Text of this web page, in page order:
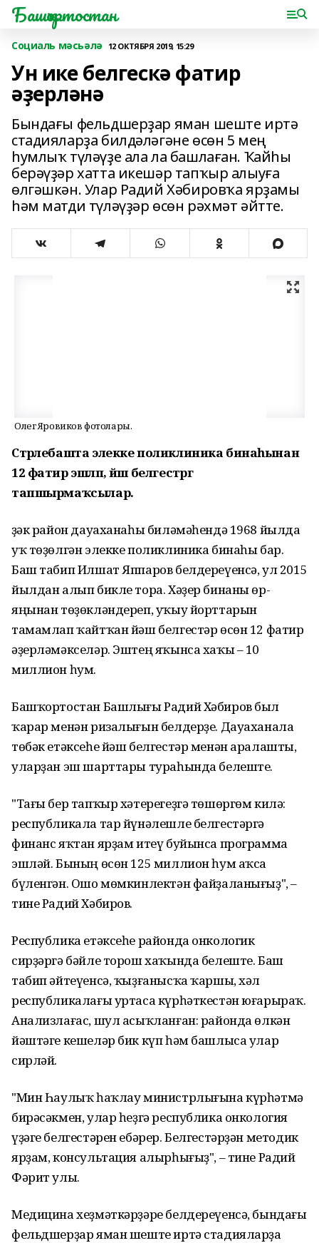
Башҡортостан
Социаль мәсьәлә 12 ОКТЯБРЯ 2019, 15:29
Ун ике белгескә фатир
әҙерләнә
Бындағы фельдшерҙар яман шеште иртә
стадияларҙа билдәләгәне өсөн 5 мең
һумлыҡ түләүҙе ала ла башлаған. Ҡайһы
берәүҙәр хатта икешәр тапҡыр алыуға
өлгәшкән. Улар Радий Хәбировҡа ярҙамы
һәм матди түләүҙәр өсөн рәхмәт әйтте.
Олег Яровиков фотолары.
Стәрлебашта элекке поликлиника бинаһынан
12 фатир эшләп, йәш белгестәргә
тапшырмаҡсылар.
Үҙәк район дауаханаһы биләмәһендә 1968 йылда
уҡ төҙөлгән элекке поликлиника бинаһы бар.
Баш табип Илшат Яппаров белдереүенсә, ул 2015
йылдан алып бикле тора. Хәҙер бинаны өр-
яңынан төҙөкләндереп, уҡыу йорттарын
тамамлап ҡайтҡан йәш белгестәр өсөн 12 фатир
әҙерләмәкселәр. Эштең яҡынса хаҡы – 10
миллион һум.
Башҡортостан Башлығы Радий Хәбиров был
ҡарар менән ризалығын белдерҙе. Дауаханала
төбәк етәксеһе йәш белгестәр менән аралашты,
уларҙан эш шарттары тураһында белеште.
"Тағы бер тапҡыр хәтерегеҙгә төшөргөм килә:
республикала тар йүнәлешле белгестәргә
финанс яҡтан ярҙам итеү буйынса программа
эшләй. Бының өсөн 125 миллион һум аҡса
бүленгән. Ошо мөмкинлектән файҙаланығыҙ", –
тине Радий Хәбиров.
Республика етәксеһе районда онкологик
сирҙәргә бәйле торош хаҡында белеште. Баш
табип әйтеүенсә, ҡыҙғанысҡа ҡаршы, хәл
республикалағы уртаса күрһәткестән юғарыраҡ.
Анализлағас, шул асыҡланған: районда өлкән
йәштәге кешеләр бик күп һәм башлыса улар
сирләй.
"Мин Һаулыҡ һаҡлау министрлығына күрһәтмә
бирәсәкмен, улар һеҙгә республика онкология
үҙәге белгестәрен ебәрер. Белгестәрҙән методик
ярҙам, консультация алырһығыҙ", – тине Радий
Фәрит улы.
Медицина хеҙмәткәрҙәре белдереүенсә, бындағы
фельдшерҙар яман шеште иртә стадияларҙа